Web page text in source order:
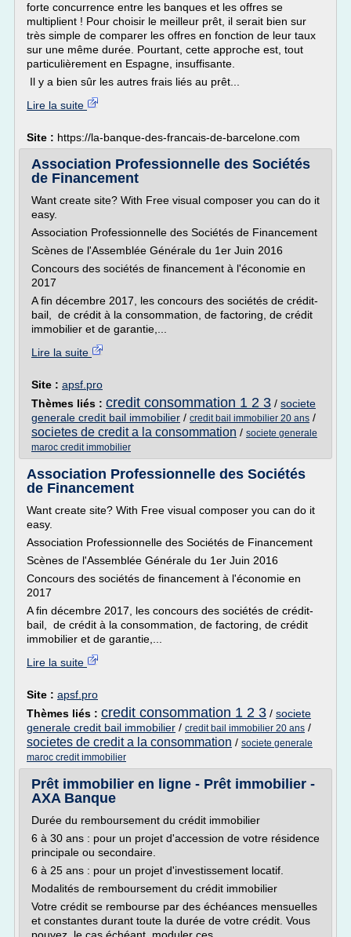
forte concurrence entre les banques et les offres se
multiplient ! Pour choisir le meilleur prêt, il serait bien sur
très simple de comparer les offres en fonction de leur taux
sur une même durée. Pourtant, cette approche est, tout
particulièrement en Espagne, insuffisante.
Il y a bien sûr les autres frais liés au prêt...
Lire la suite
Site : https://la-banque-des-francais-de-barcelone.com
Association Professionnelle des Sociétés
de Financement
Want create site? With Free visual composer you can do it
easy.
Association Professionnelle des Sociétés de Financement
Scènes de l'Assemblée Générale du 1er Juin 2016
Concours des sociétés de financement à l'économie en
2017
A fin décembre 2017, les concours des sociétés de crédit-
bail, de crédit à la consommation, de factoring, de crédit
immobilier et de garantie,...
Lire la suite
Site : apsf.pro
Thèmes liés : credit consommation 1 2 3 / societe
generale credit bail immobilier / credit bail immobilier 20 ans /
societes de credit a la consommation / societe generale
maroc credit immobilier
Association Professionnelle des Sociétés
de Financement
Want create site? With Free visual composer you can do it
easy.
Association Professionnelle des Sociétés de Financement
Scènes de l'Assemblée Générale du 1er Juin 2016
Concours des sociétés de financement à l'économie en
2017
A fin décembre 2017, les concours des sociétés de crédit-
bail, de crédit à la consommation, de factoring, de crédit
immobilier et de garantie,...
Lire la suite
Site : apsf.pro
Thèmes liés : credit consommation 1 2 3 / societe
generale credit bail immobilier / credit bail immobilier 20 ans /
societes de credit a la consommation / societe generale
maroc credit immobilier
Prêt immobilier en ligne - Prêt immobilier -
AXA Banque
Durée du remboursement du crédit immobilier
6 à 30 ans : pour un projet d'accession de votre résidence
principale ou secondaire.
6 à 25 ans : pour un projet d'investissement locatif.
Modalités de remboursement du crédit immobilier
Votre crédit se rembourse par des échéances mensuelles
et constantes durant toute la durée de votre crédit. Vous